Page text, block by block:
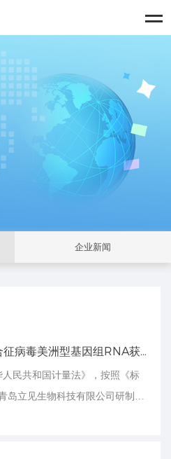
企业新闻
喜报｜猪繁殖与呼吸综合征病毒美洲型基因组RNA获批国家二级标准物质
人民共和国计量法》，按照《标
岛立见生物科技有限公司研制的
型经典株（CH-1R